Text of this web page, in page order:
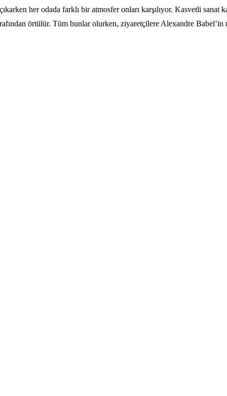
her odada farklı bir atmosfer onları karşılıyor. Kasvetli sanat
örtülür. Tüm bunlar olurken, ziyaretçilere Alexandre